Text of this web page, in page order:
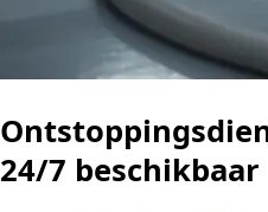
24/7 beschikbaar